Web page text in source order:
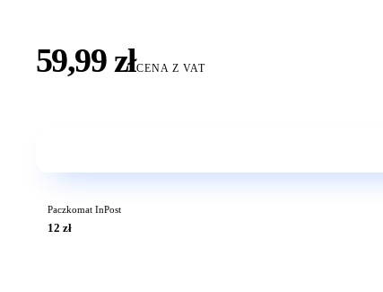
59,99 złCENA Z VAT
Paczkomat InPost
12 zł